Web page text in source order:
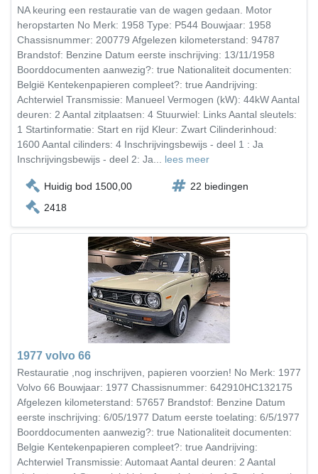
NA keuring een restauratie van de wagen gedaan. Motor
heropstarten No Merk: 1958 Type: P544 Bouwjaar: 1958
Chassisnummer: 200779 Afgelezen kilometerstand: 94787
Brandstof: Benzine Datum eerste inschrijving: 13/11/1958
Boorddocumenten aanwezig?: true Nationaliteit documenten:
België Kentekenpapieren compleet?: true Aandrijving:
Achterwiel Transmissie: Manueel Vermogen (kW): 44kW Aantal
deuren: 2 Aantal zitplaatsen: 4 Stuurwiel: Links Aantal sleutels:
1 Startinformatie: Start en rijd Kleur: Zwart Cilinderinhoud:
1600 Aantal cilinders: 4 Inschrijvingsbewijs - deel 1 : Ja
Inschrijvingsbewijs - deel 2: Ja... lees meer
Huidig bod 1500,00
22 biedingen
2418
1977 volvo 66
Restauratie ,nog inschrijven, papieren voorzien! No Merk: 1977
Volvo 66 Bouwjaar: 1977 Chassisnummer: 642910HC132175
Afgelezen kilometerstand: 57657 Brandstof: Benzine Datum
eerste inschrijving: 6/05/1977 Datum eerste toelating: 6/5/1977
Boorddocumenten aanwezig?: true Nationaliteit documenten:
Belgie Kentekenpapieren compleet?: true Aandrijving:
Achterwiel Transmissie: Automaat Aantal deuren: 2 Aantal